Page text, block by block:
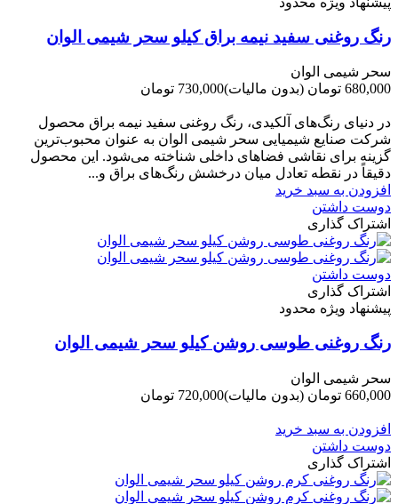
رنگ روغنی سفید نیمه براق کیلو سحر شیمی الوان
سحر شیمی الوان
680,000 تومان
(بدون مالیات)730,000 تومان
در دنیای رنگ‌های آلکیدی، رنگ روغنی سفید نیمه براق محصول
شرکت صنایع شیمیایی سحر شیمی الوان به عنوان محبوب‌ترین
گزینه برای نقاشی فضاهای داخلی شناخته می‌شود. این محصول
دقیقاً در نقطه تعادل میان درخشش رنگ‌های براق و...
افزودن به سبد خرید
دوست داشتن
اشتراک گذاری
دوست داشتن
اشتراک گذاری
پیشنهاد ویژه محدود
رنگ روغنی طوسی روشن کیلو سحر شیمی الوان
سحر شیمی الوان
660,000 تومان
(بدون مالیات)720,000 تومان
افزودن به سبد خرید
دوست داشتن
اشتراک گذاری